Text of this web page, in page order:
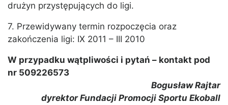
drużyn przystępujących do ligi.
7. Przewidywany termin rozpoczęcia oraz
zakończenia ligi: IX 2011 – III 2010
W przypadku wątpliwości i pytań – kontakt pod
nr 509226573
Bogusław Rajtar
dyrektor Fundacji Promocji Sportu Ekoball